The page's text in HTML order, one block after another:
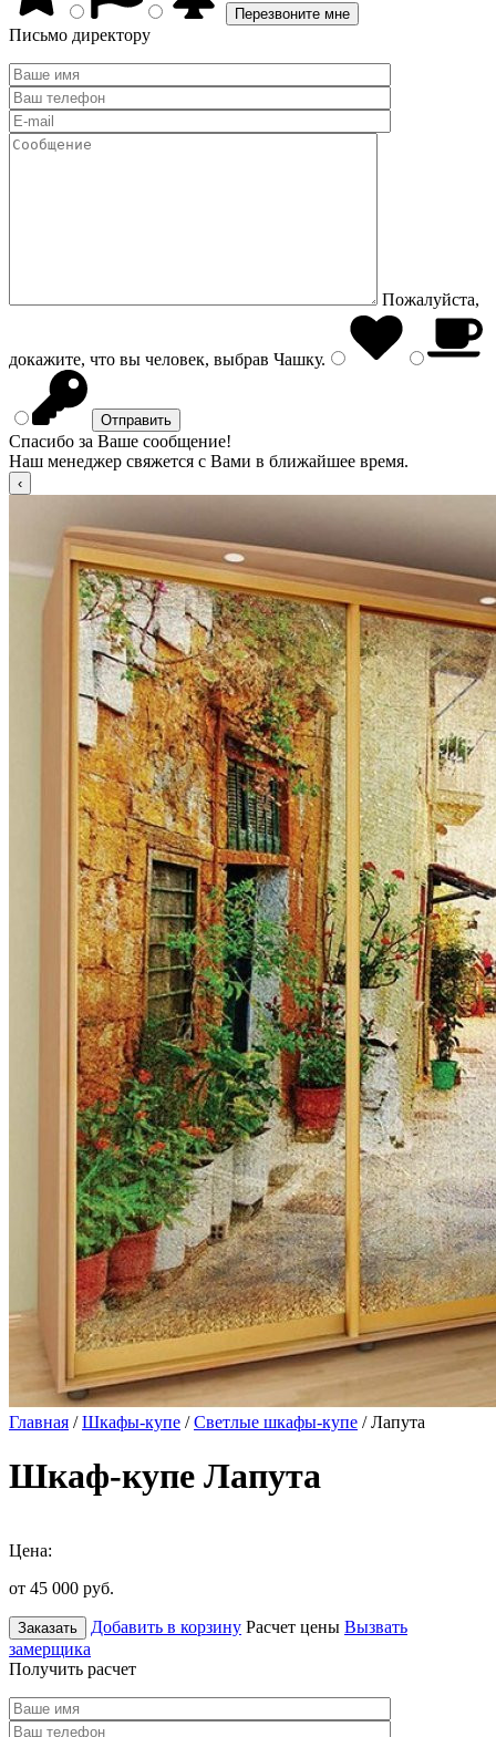
Письмо директору
Пожалуйста,
докажите, что вы человек, выбрав Чашку.
Спасибо за Ваше сообщение!
Наш менеджер свяжется с Вами в ближайшее время.
Главная /Шкафы-купе /Светлые шкафы-купе / Лапута
Шкаф-купе Лапута
Цена:
от 45 000 руб.
Заказать Добавить в корзину Расчет цены Вызвать
замерщика
Получить расчет